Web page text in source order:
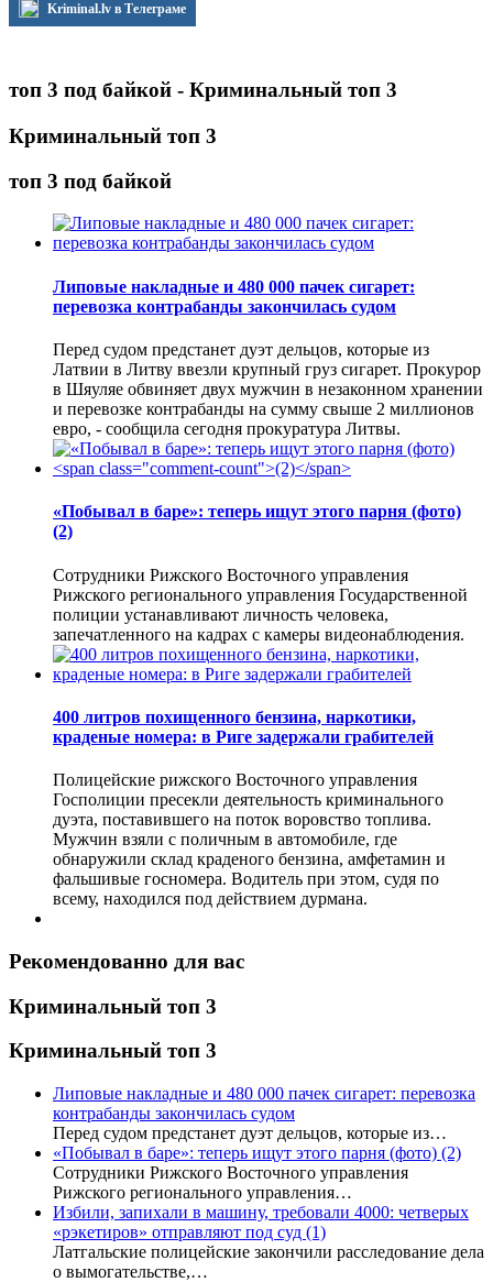
Kriminal.lv в Телеграме
топ 3 под байкой - Криминальный топ 3
Криминальный топ 3
топ 3 под байкой
Липовые накладные и 480 000 пачек сигарет:
перевозка контрабанды закончилась судом
Перед судом предстанет дуэт дельцов, которые из
Латвии в Литву ввезли крупный груз сигарет. Прокурор
в Шяуляе обвиняет двух мужчин в незаконном хранении
и перевозке контрабанды на сумму свыше 2 миллионов
евро, - сообщила сегодня прокуратура Литвы.
«Побывал в баре»: теперь ищут этого парня (фото)
(2)
Сотрудники Рижского Восточного управления
Рижского регионального управления Государственной
полиции устанавливают личность человека,
запечатленного на кадрах с камеры видеонаблюдения.
400 литров похищенного бензина, наркотики,
краденые номера: в Риге задержали грабителей
Полицейские рижского Восточного управления
Госполиции пресекли деятельность криминального
дуэта, поставившего на поток воровство топлива.
Мужчин взяли с поличным в автомобиле, где
обнаружили склад краденого бензина, амфетамин и
фальшивые госномера. Водитель при этом, судя по
всему, находился под действием дурмана.
Рекомендованно для вас
Криминальный топ 3
Криминальный топ 3
Липовые накладные и 480 000 пачек сигарет: перевозка
контрабанды закончилась судом
Перед судом предстанет дуэт дельцов, которые из…
«Побывал в баре»: теперь ищут этого парня (фото) (2)
Сотрудники Рижского Восточного управления
Рижского регионального управления…
Избили, запихали в машину, требовали 4000: четверых
«рэкетиров» отправляют под суд (1)
Латгальские полицейские закончили расследование дела
о вымогательстве,…